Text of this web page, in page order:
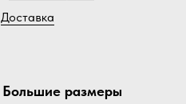
Доставка
Большие размеры